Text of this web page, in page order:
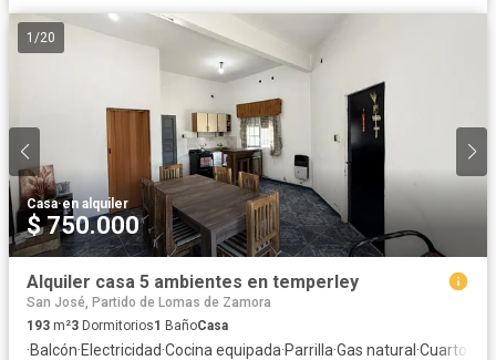
1 /20
Casa·en alquiler
$ 750.000
Alquiler casa 5 ambientes en temperley
San José, Partido de Lomas de Zamora
193 m²3 Dormitorios1 BañoCasa
·Balcón·Electricidad·Cocina equipada·Parrilla·Gas natural ·Cuarto de